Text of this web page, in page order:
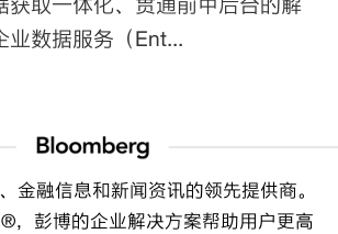
业数据服务（Ent...
金融信息和新闻资讯的领先提供商。
，彭博的企业解决方案帮助用户更高